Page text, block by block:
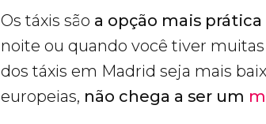
Os táxis são a opção mais
noite ou quando você tiver
dos táxis em Madrid seja mais
europeias, não chega a ser um